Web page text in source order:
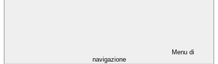
Menu di
navigazione